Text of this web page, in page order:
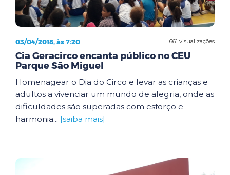
661 visualizações
03/04/2018, às 7:20
Cia Geracirco encanta público no CEU
Parque São Miguel
Homenagear o Dia do Circo e levar as crianças e
adultos a vivenciar um mundo de alegria, onde as
dificuldades são superadas com esforço e
harmonia... [saiba mais]